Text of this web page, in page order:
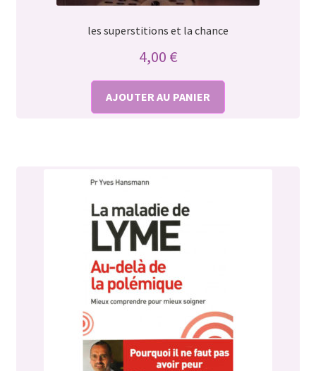
les superstitions et la chance
4,00 €
AJOUTER AU PANIER